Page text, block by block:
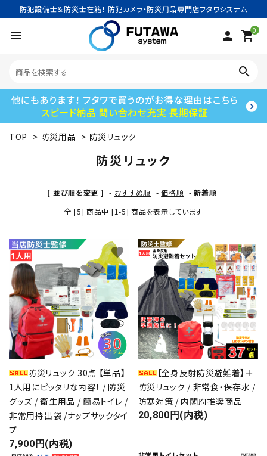
防犯設備士＆防災士在籍！ 防犯カメラ・防災用品専門店フタワシステム
menu person 0
shopping_cart
search
ACCOUNT MENU
ようこそ ゲスト 様
カテゴリーから探す
目的・設置場所から選ぶ
ギフト対応品
お知らせ
よくあるご質問
ご相談・お問い合わせ
決済・送料について
TOP > 防災用品 > 防災リュック
防災リュック
[ 並び順を変更 ] - おすすめ順 -価格順 -新着順
全 [5] 商品中 [1-5] 商品を表示しています
防災リュック 30点 【単品】
1人用にピッタリな内容！ / 防災
グッズ / 衛生用品 / 簡易トイレ /
非常用持出袋 /ナップサックタイ
プ
7,900円(内税)
favorite
【全身反射防災避難着】＋
防災リュック / 非常食・保存水 /
防寒対策 / 内閣府推奨商品
20,800円(内税)
favorite